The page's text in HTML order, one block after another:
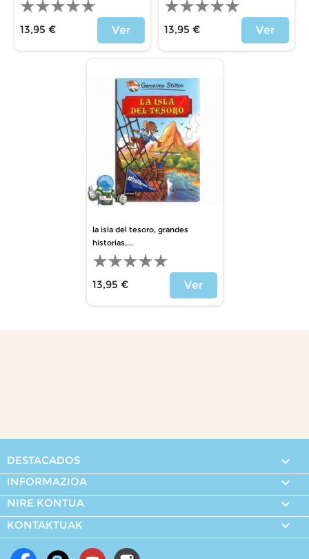
13,95 €
Ver
13,95 €
Ver
la isla del tesoro, grandes
historias,...
13,95 €
Ver
DESTACADOS 
INFORMAZIOA 
NIRE KONTUA 
KONTAKTUAK 